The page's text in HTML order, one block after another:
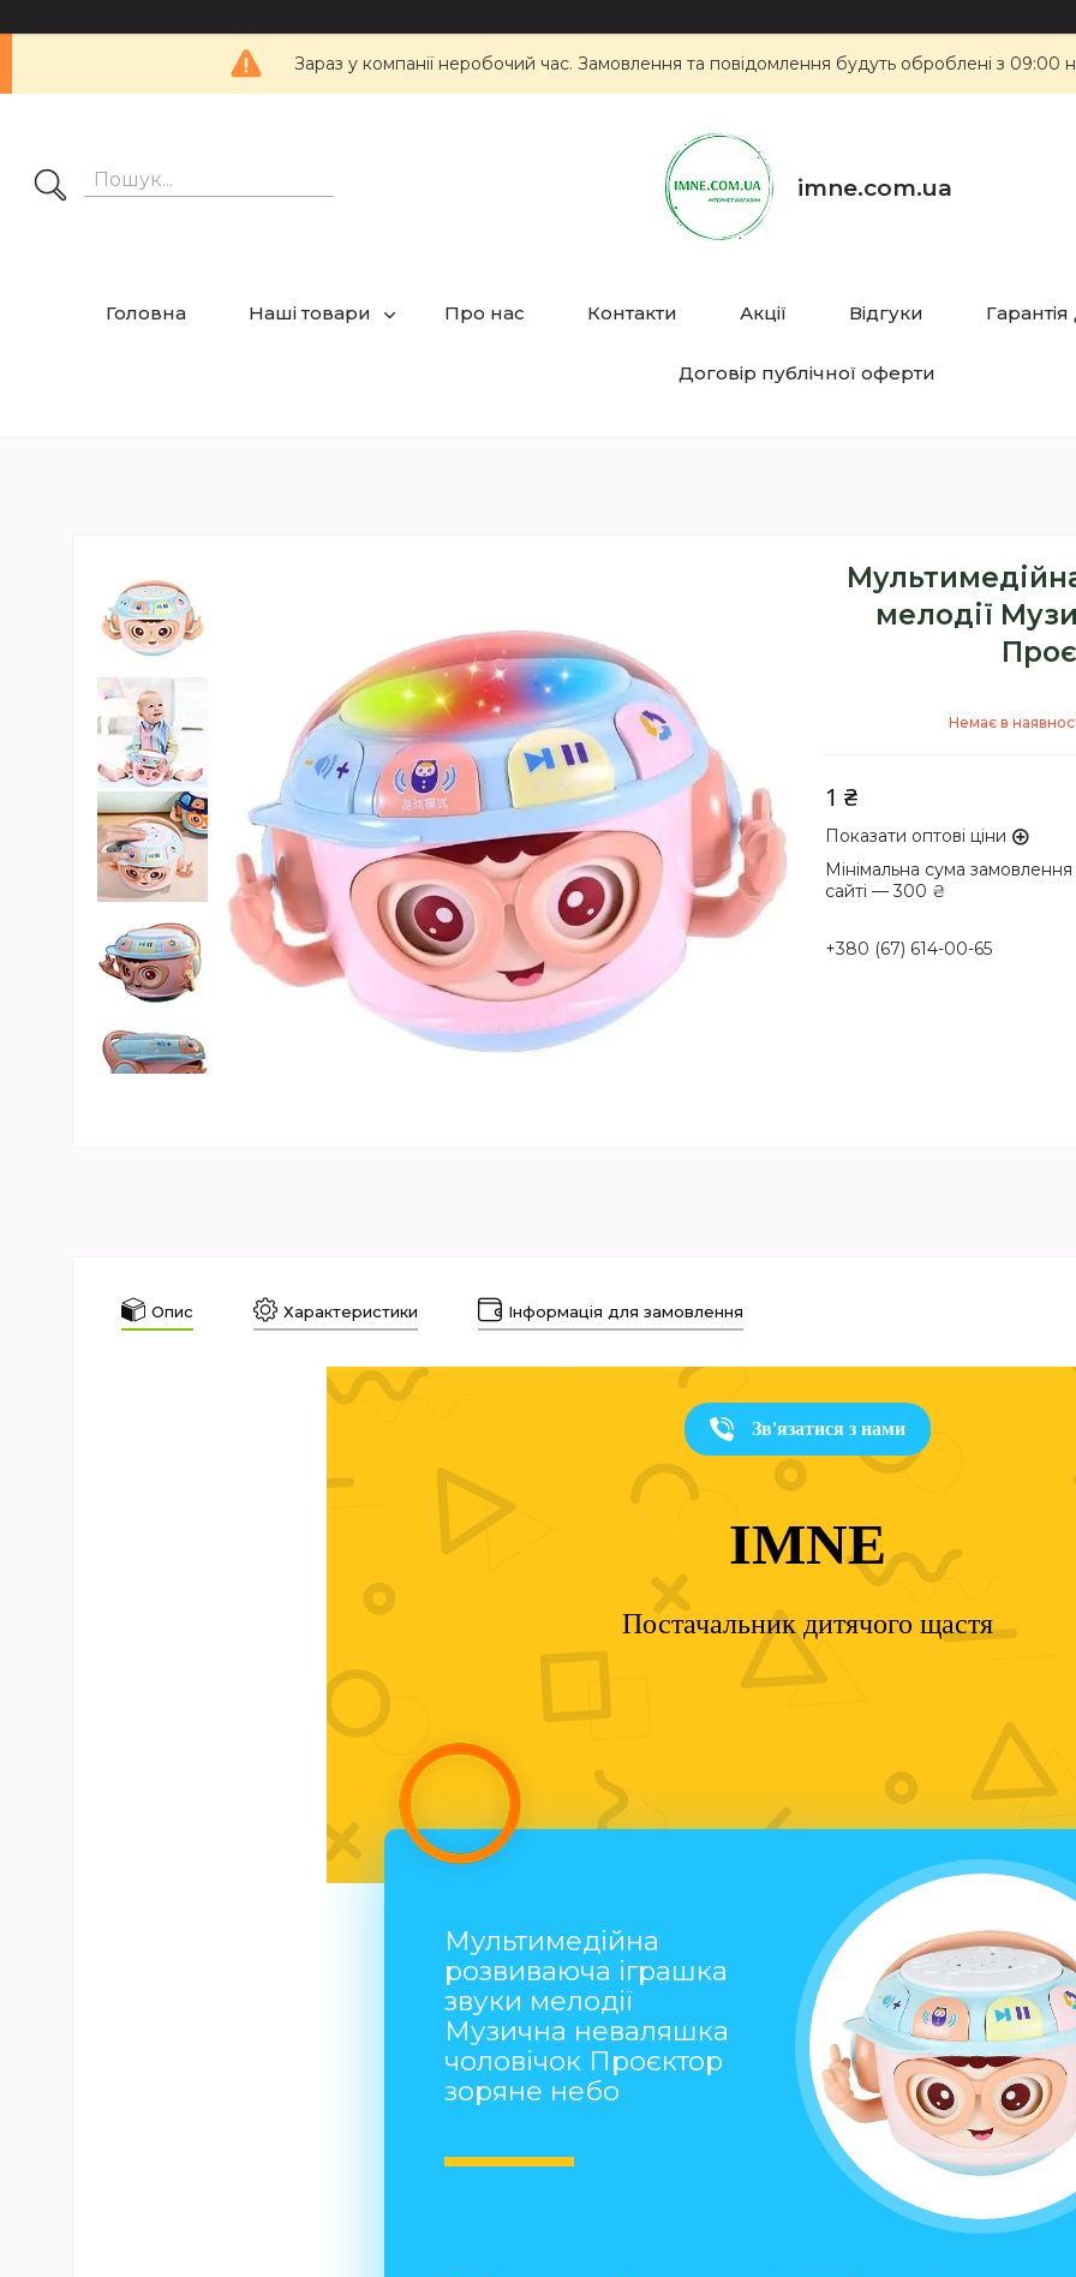
Зараз у компанії неробочий час. Замовлення та повідомлення будуть оброблені з 09:00
imne.com.ua
Головна Наші товари Про нас Контакти Акції Відгуки
Договір публічної оферти
мелодії
Немає в
1 ₴
Показати оптові ціни
Мінімальна сума
сайті — 300 ₴
+380 (67) 614-00-65
Опис Характеристики Інформація для замовлення
Зв'язатися з нами
IMNE
Постачальник дитячого щастя
Мультимедійна
розвиваюча іграшка
звуки мелодії
Музична неваляшка
чоловічок Проєктор
зоряне небо